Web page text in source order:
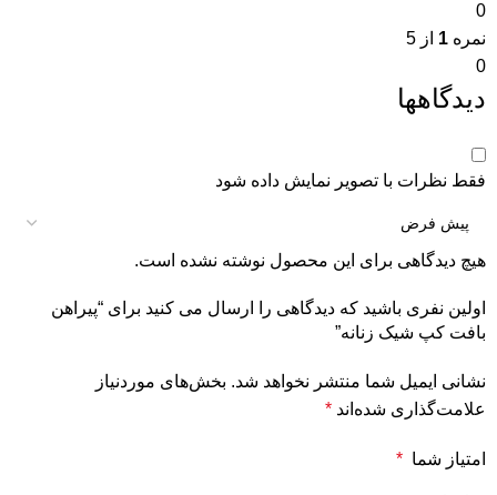
0
نمره 1 از 5
0
دیدگاهها
فقط نظرات با تصویر نمایش داده شود
هیچ دیدگاهی برای این محصول نوشته نشده است.
اولین نفری باشید که دیدگاهی را ارسال می کنید برای “پیراهن
بافت کپ شیک زنانه”
نشانی ایمیل شما منتشر نخواهد شد. بخش‌های موردنیاز
علامت‌گذاری شده‌اند *
امتیاز شما *